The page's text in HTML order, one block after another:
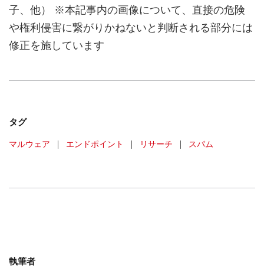
子、他） ※本記事内の画像について、直接の危険
や権利侵害に繋がりかねないと判断される部分には
修正を施しています
タグ
マルウェア | エンドポイント | リサーチ | スパム
執筆者